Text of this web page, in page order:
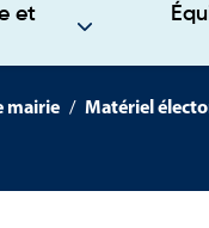
et
mairie Matériel